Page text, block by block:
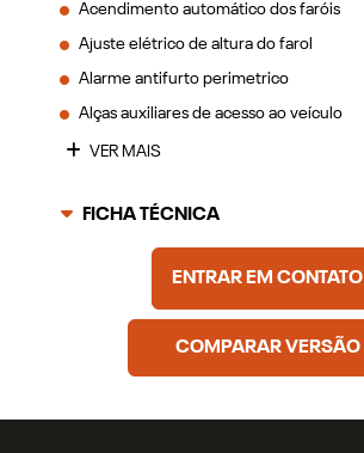
Acendimento automático dos faróis
Ajuste elétrico de altura do farol
Alarme antifurto perimetrico
Alças auxiliares de acesso ao veículo
VER MAIS
FICHA TÉCNICA
ENTRAR EM CONTATO
COMPARAR VERSÃO